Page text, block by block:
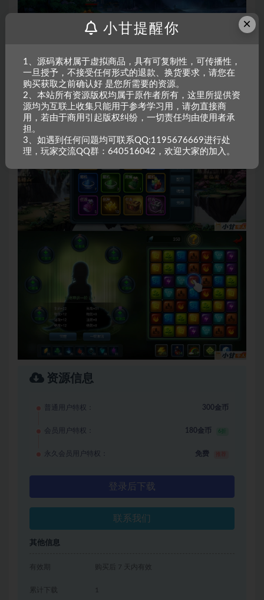
资源信息
普通用户特权： 300金币
会员用户特权： 180金币 6折
永久会员用户特权： 免费
登录后下载
联系我们
其他信息
有效期 购买后 7 天内有效
累计下载 1
×
小甘提醒你
1、源码素材属于虚拟商品，具有可复制性，可传播性，
一旦授予，不接受任何形式的退款、换货要求，请您在
购买获取之前确认好 是您所需要的资源。
2、本站所有资源版权均属于原作者所有，这里所提供资
源均为互联上收集只能用于参考学习用，请勿直接商
用，若由于商用引起版权纠纷，一切责任均由使用者承
担。
3、如遇到任何问题均可联系QQ:1195676669进行处
理，玩家交流QQ群：640516042，欢迎大家的加入。